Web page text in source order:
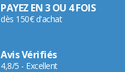
PAYEZ EN 3 OU 4 FOIS
dès 150€ d'achat
Avis Vérifiés
4,8/5 - Excellent